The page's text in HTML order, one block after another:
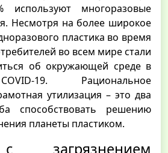
используют многоразовые
Несмотря на более широкое
пластика во время
во всем мире стали
об окружающей среде в
19. Рациональное
утилизация – это два
способствовать решению
планеты пластиком.
загрязнением